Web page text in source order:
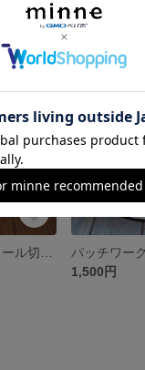
残り1点
パッチワー
1,500円